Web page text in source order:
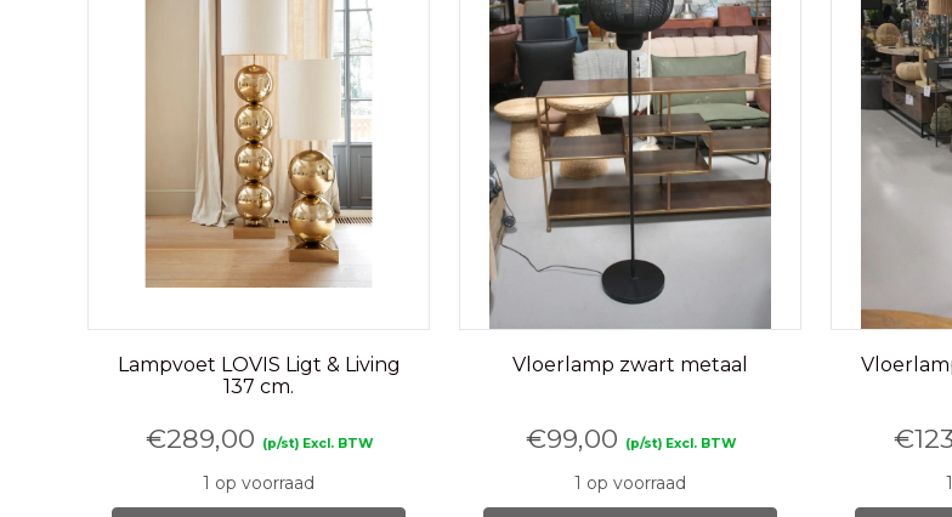
Lampvoet LOVIS Ligt & Living
137 cm.
€289,00 (p/st) Excl. BTW
1 op voorraad
Vloerlamp zwart metaal
€99,00 (p/st) Excl. BTW
1 op voorraad
€